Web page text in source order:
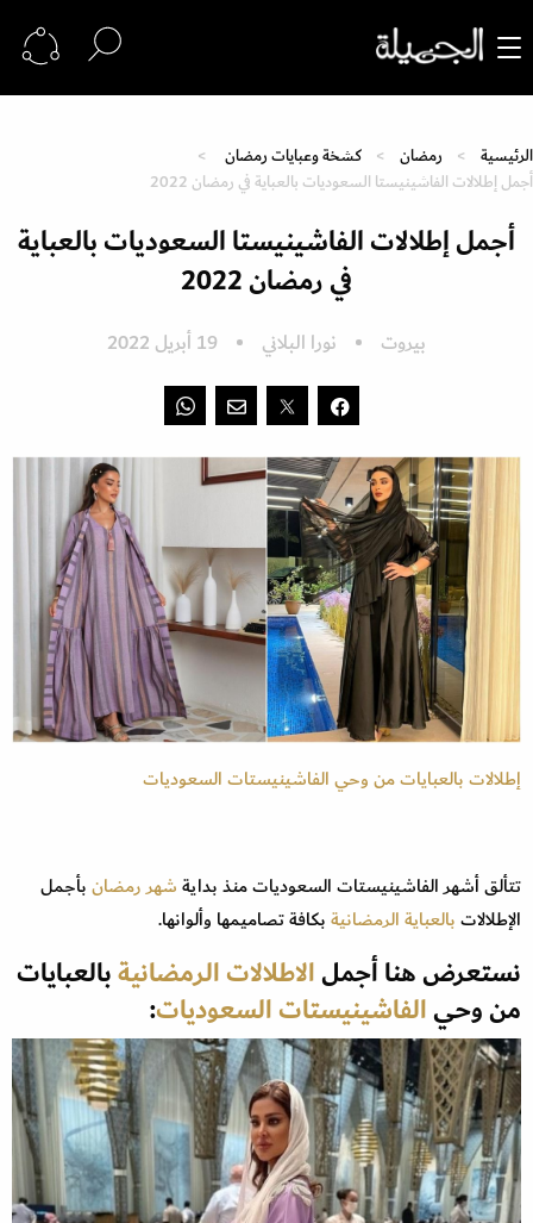
الرئيسية رمضان
كشخة وعبايات رمضان
أجمل إطلالات الفاشينيستا السعوديات بالعباية في رمضان 2022
أجمل إطلالات الفاشينيستا السعوديات بالعباية
في رمضان 2022
بيروت نورا البلاني 19 أبريل 2022
إطلالات بالعبايات من وحي الفاشينيستات السعوديات
تتألق أشهر الفاشينيستات السعوديات منذ بدايةشهر رمضانبأجمل
الإطلالاتبالعباية الرمضانيةبكافة تصاميمها وألوانها.
نستعرض هنا أجملالاطلالات الرمضانيةبالعبايات
من وحيالفاشينيستات السعوديات: